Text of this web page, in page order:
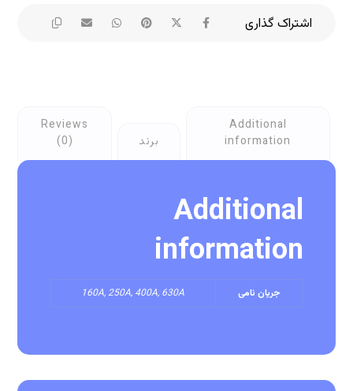
Additional
information
برند
Reviews
(0)
Additional
information
جریان نامی 160A, 250A, 400A, 630A